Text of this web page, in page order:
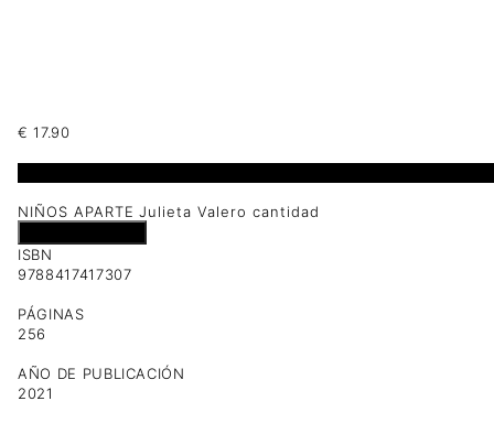
€ 17.90
NIÑOS APARTE Julieta Valero cantidad
ISBN
9788417417307
PÁGINAS
256
AÑO DE PUBLICACIÓN
2021